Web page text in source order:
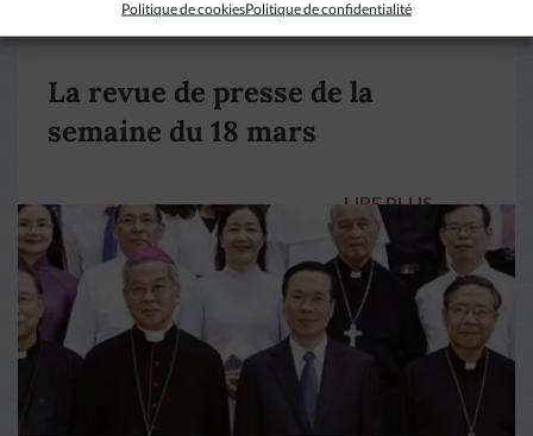
Politique de cookiesPolitique de confidentialité
La revue de presse de la
semaine du 18 mars
LIRE PLUS →